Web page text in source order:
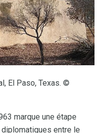
El Paso, Texas. ©
marque une étape
entre le